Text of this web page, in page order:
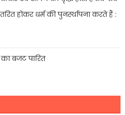
होकर धर्म की पुनर्स्थापना करते हैं :
बजट पारित